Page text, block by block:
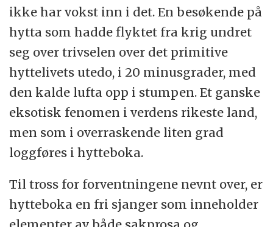
ikke har vokst inn i det. En besøkende på
hytta som hadde flyktet fra krig undret
seg over trivselen over det primitive
hyttelivets utedo, i 20 minusgrader, med
den kalde lufta opp i stumpen. Et ganske
eksotisk fenomen i verdens rikeste land,
men som i overraskende liten grad
loggføres i hytteboka.
Til tross for forventningene nevnt over, er
hytteboka en fri sjanger som inneholder